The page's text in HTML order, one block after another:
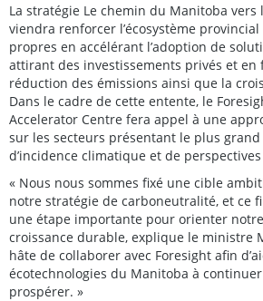
La stratégie Le chemin du Manitoba
viendra renforcer l’écosystème
propres en accélérant l’adoption de
attirant des investissements privés et en
réduction des émissions ainsi que la
Dans le cadre de cette entente, le
Accelerator Centre fera appel à une
sur les secteurs présentant le plus
d’incidence climatique et de
« Nous nous sommes fixé une cible
notre stratégie de carboneutralité, et ce
une étape importante pour orienter
croissance durable, explique le ministre
hâte de collaborer avec Foresight afin
écotechnologies du Manitoba à
prospérer. »